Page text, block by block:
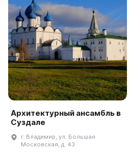
Архитектурный ансамбль в
Суздале
г. Владимир, ул. Большая
Московская, д. 43